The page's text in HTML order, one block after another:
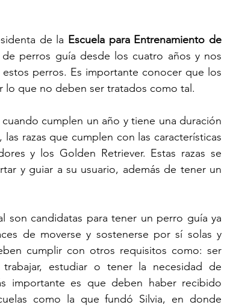
de la Escuela para Entrenamiento de
de perros guía desde los cuatro años y nos
perros. Es importante conocer que los
lo que no deben ser tratados como tal.
cumplen un año y tiene una duración
razas que cumplen con las características
y los Golden Retriever. Estas razas se
y guiar a su usuario, además de tener un
son candidatas para tener un perro guía ya
de moverse y sostenerse por sí solas y
cumplir con otros requisitos como: ser
estudiar o tener la necesidad de
importante es que deben haber recibido
como la que fundó Silvia, en donde